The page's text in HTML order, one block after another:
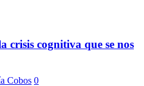
crisis cognitiva que se nos
Cobos 0